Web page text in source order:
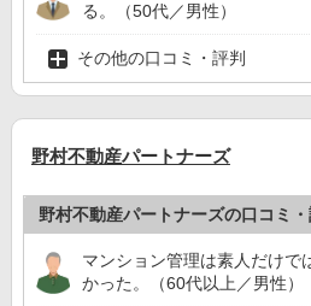
る。（50代／男性）
その他の口コミ・評判
野村不動産パートナーズ
野村不動産パートナーズの口コミ・
マンション管理は素人だけで
かった。（60代以上／男性）